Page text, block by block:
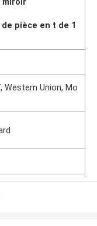
pièce en t de 1
Western Union, Mo